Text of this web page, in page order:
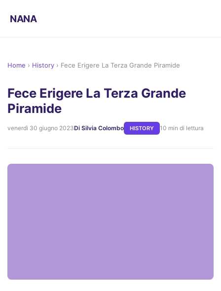
NANA
Home › History › Fece Erigere La Terza Grande Piramide
Fece Erigere La Terza Grande
Piramide
venerdì 30 giugno 2023Di Silvia Colombo HISTORY 10 min di lettura